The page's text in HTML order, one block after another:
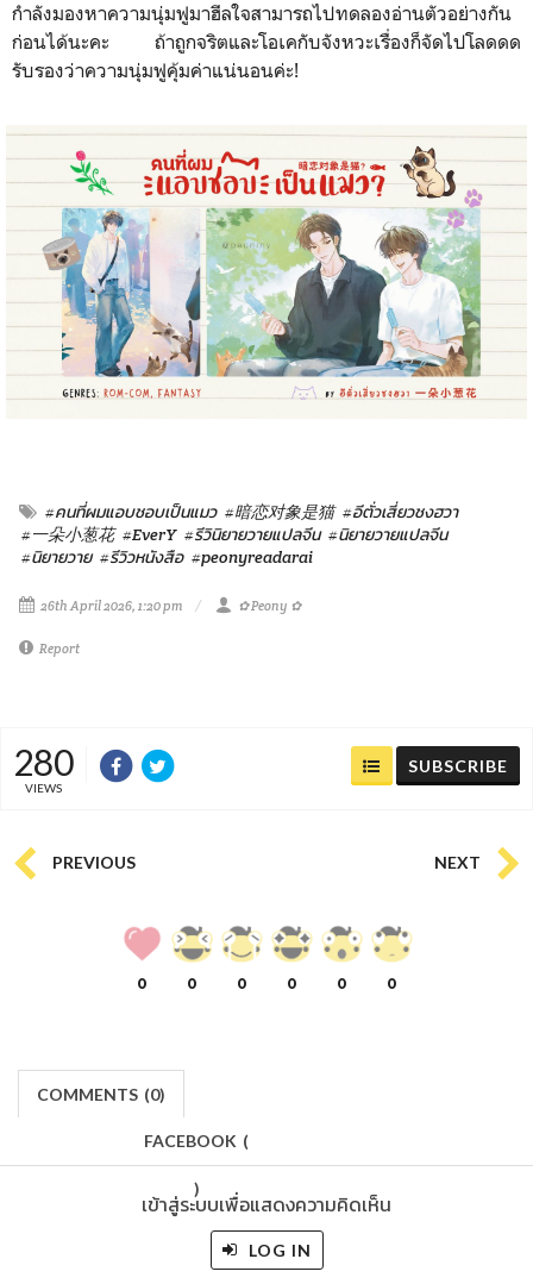
กำลังมองหาความนุ่มฟูมาฮีลใจสามารถไปทดลองอ่านตัวอย่างกัน
ก่อนได้นะคะ ถ้าถูกจริตและโอเคกับจังหวะเรื่องก็จัดไปโลดดด
รับรองว่าความนุ่มฟูคุ้มค่าแน่นอนค่ะ!
#คนที่ผมแอบชอบเป็นแมว #暗恋对象是猫 #อีตั่วเสี่ยวชงฮวา
#一朵小葱花 #EverY #รีวินิยายวายแปลจีน #นิยายวายแปลจีน
#นิยายวาย #รีวิวหนังสือ #peonyreadarai
26th April 2026, 1:20 pm ✿ Peony ✿
Report
280
VIEWS
SUBSCRIBE
PREVIOUS NEXT
0 0 0 0 0 0
COMMENTS (0)
FACEBOOK (
)
เข้าสู่ระบบเพื่อแสดงความคิดเห็น
LOG IN